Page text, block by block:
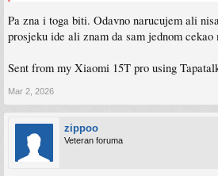
Pa zna i toga biti. Odavno narucujem ali
prosjeku ide ali znam da sam jednom cekao
Sent from my Xiaomi 15T pro using
Mar 2, 2026
zippoo
Veteran foruma